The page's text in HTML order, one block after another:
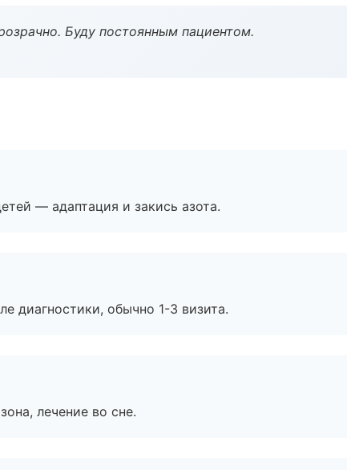
Буду постоянным пациентом.
— адаптация и закись азота.
диагностики, обычно 1-3 визита.
лечение во сне.